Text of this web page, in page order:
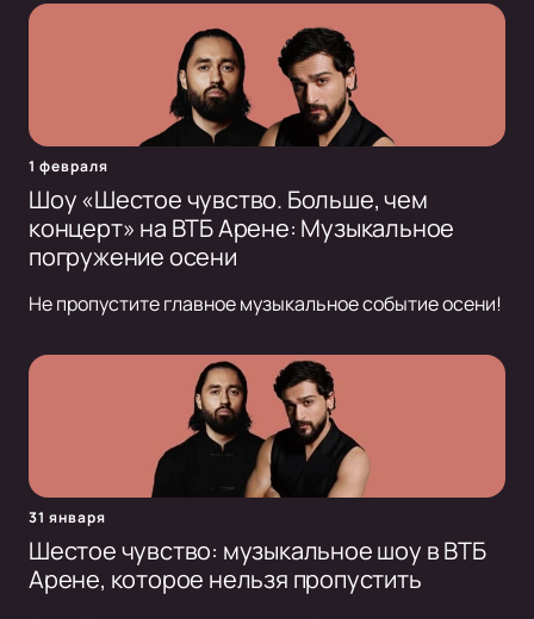
1 февраля
Шоу «Шестое чувство. Больше, чем
концерт» на ВТБ Арене: Музыкальное
погружение осени
Не пропустите главное музыкальное событие осени!
31 января
Шестое чувство: музыкальное шоу в ВТБ
Арене, которое нельзя пропустить